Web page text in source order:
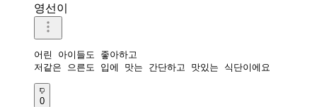
영선이
어린 아이들도 좋아하고
저같은 으른도 입에 맛는 간단하고 맛있는 식단이에요
0